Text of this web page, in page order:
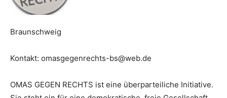
Braunschweig
Kontakt: omasgegenrechts-bs@web.de
OMAS GEGEN RECHTS ist eine überparteiliche Initiative.